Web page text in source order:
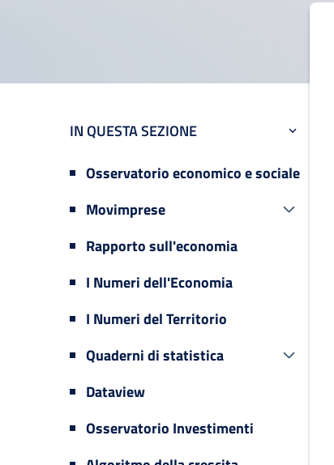
IN QUESTA SEZIONE
Osservatorio economico e sociale
Movimprese
Rapporto sull'economia
I Numeri dell'Economia
I Numeri del Territorio
Quaderni di statistica
Dataview
Osservatorio Investimenti